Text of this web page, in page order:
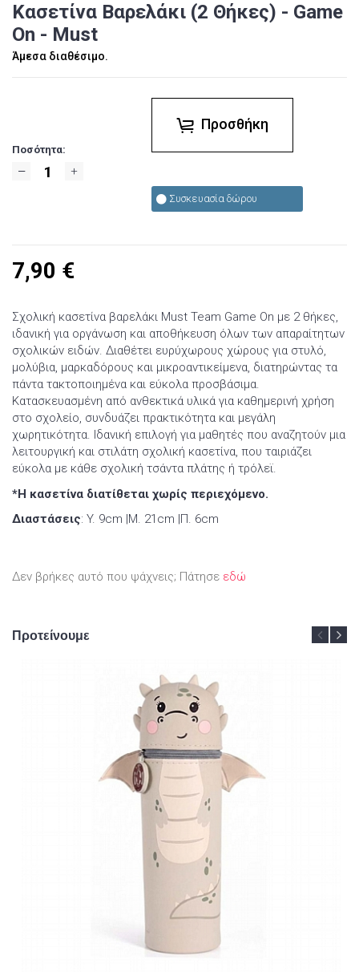
Κασετίνα Βαρελάκι (2 Θήκες) - Game
On - Must
Άμεσα διαθέσιμο.
Ποσότητα:
Προσθήκη
Συσκευασία δώρου
7,90 €
Σχολική κασετίνα βαρελάκι Must Team Game On με 2 θήκες,
ιδανική για οργάνωση και αποθήκευση όλων των απαραίτητων
σχολικών ειδών. Διαθέτει ευρύχωρους χώρους για στυλό,
μολύβια, μαρκαδόρους και μικροαντικείμενα, διατηρώντας τα
πάντα τακτοποιημένα και εύκολα προσβάσιμα.
Κατασκευασμένη από ανθεκτικά υλικά για καθημερινή χρήση
στο σχολείο, συνδυάζει πρακτικότητα και μεγάλη
χωρητικότητα. Ιδανική επιλογή για μαθητές που αναζητούν μια
λειτουργική και στιλάτη σχολική κασετίνα, που ταιριάζει
εύκολα με κάθε σχολική τσάντα πλάτης ή τρόλεϊ.
*Η κασετίνα διατίθεται χωρίς περιεχόμενο.
Διαστάσεις: Y. 9cm |Μ. 21cm |Π. 6cm
Δεν βρήκες αυτό που ψάχνεις; Πάτησε εδώ
Προτείνουμε